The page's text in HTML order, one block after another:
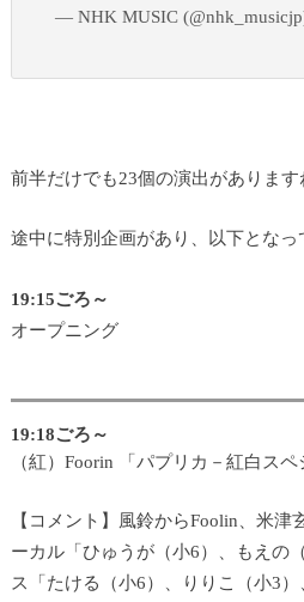
— NHK MUSIC
前半だけでも23個の演出があります
途中に特別企画があり、以下となっ
19:15ごろ～
オープニング
19:18ごろ～
（紅）Foorin 「パプリカ－紅白スペ
【コメント】風鈴からFoolin、米
ーカル「ひゅうが（小6）、もえの
ス「たける（小6）、りりこ（小3